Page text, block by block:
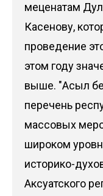
меценатам
Касенову,
проведение
этом году
выше. "Асыл
перечень
массовых
широком
историко-
Аксуатского